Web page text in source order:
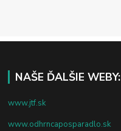
NAŠE ĎALŠIE WEBY:
www.jtf.sk
www.odhrncaposparadlo.sk